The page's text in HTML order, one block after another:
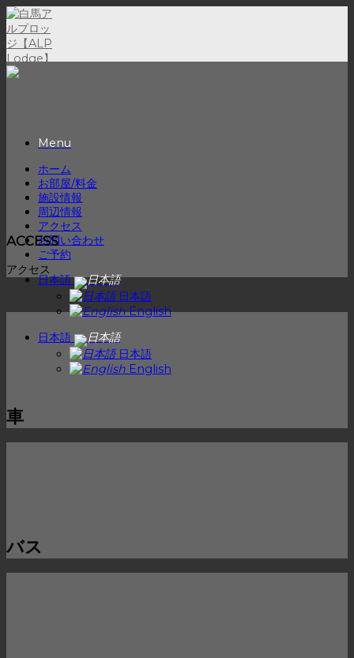
Skip
to
content
Menu
ホーム
お部屋/料金
施設情報
周辺情報
アクセス
お問い合わせ
ご予約
日本語
日本語
English
日本語
日本語
English
ACCESS
アクセス
車
バス